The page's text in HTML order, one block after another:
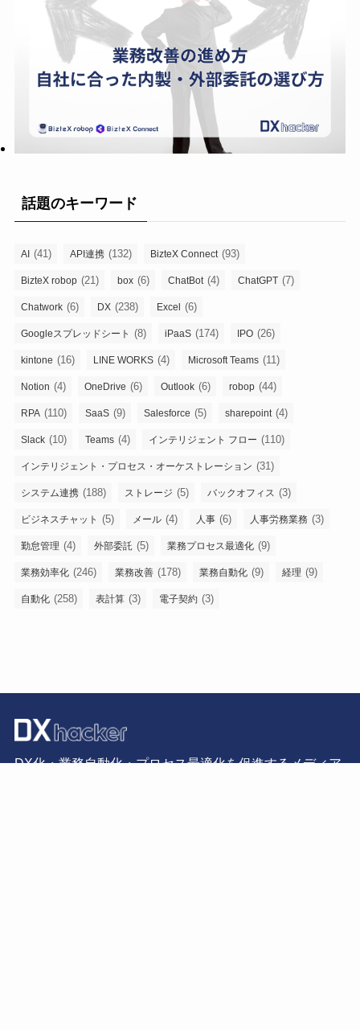
話題のキーワード
AI (41) API連携 (132) BizteX Connect(93)
BizteX robop (21) box (6) ChatBot(4) ChatGPT (7)
Chatwork (6) DX (238) Excel (6)
Googleスプレッドシート (8) iPaaS (174) IPO (26)
kintone (16) LINE WORKS (4) Microsoft Teams (11)
Notion (4) OneDrive (6) Outlook (6) robop (44)
RPA (110) SaaS (9) Salesforce (5) sharepoint(4)
Slack (10) Teams (4) インテリジェント フロー (110)
インテリジェント・プロセス・オーケストレーション (31)
システム連携 (188) ストレージ (5) バックオフィス (3)
ビジネスチャット (5) メール (4) 人事 (6) 人事労務業務 (3)
勤怠管理 (4) 外部委託 (5) 業務プロセス最適化 (9)
業務効率化 (246) 業務改善 (178) 業務自動化 (9) 経理 (9)
自動化 (258) 表計算 (3) 電子契約 (3)
DX化・業務自動化・プロセス最適化を促進するメディア